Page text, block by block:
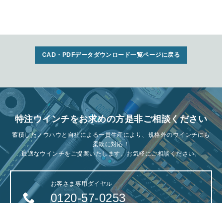
CAD・PDFデータダウンロード一覧ページに戻る
特注ウインチをお求めの方是非ご相談ください
蓄積したノウハウと自社による一貫生産により、規格外のウインチにも
柔軟に対応！
最適なウインチをご提案いたします。お気軽にご相談ください。
お客さま専用ダイヤル
0120-57-0253